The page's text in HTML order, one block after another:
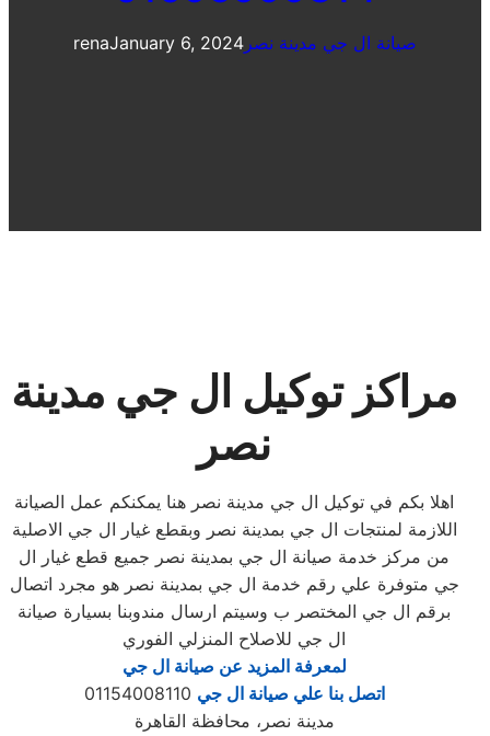
renaJanuary 6, 2024 صيانة ال جي مدينة نصر
مراكز توكيل ال جي مدينة
نصر
اهلا بكم في توكيل ال جي مدينة نصر هنا يمكنكم عمل الصيانة
اللازمة لمنتجات ال جي بمدينة نصر وبقطع غيار ال جي الاصلية
من مركز خدمة صيانة ال جي بمدينة نصر جميع قطع غيار ال
جي متوفرة علي رقم خدمة ال جي بمدينة نصر هو مجرد اتصال
برقم ال جي المختصر ب وسيتم ارسال مندوبنا بسيارة صيانة
ال جي للاصلاح المنزلي الفوري
لمعرفة المزيد عن صيانة ال جي
اتصل بنا علي صيانة ال جي
مدينة نصر، محافظة القاهرة